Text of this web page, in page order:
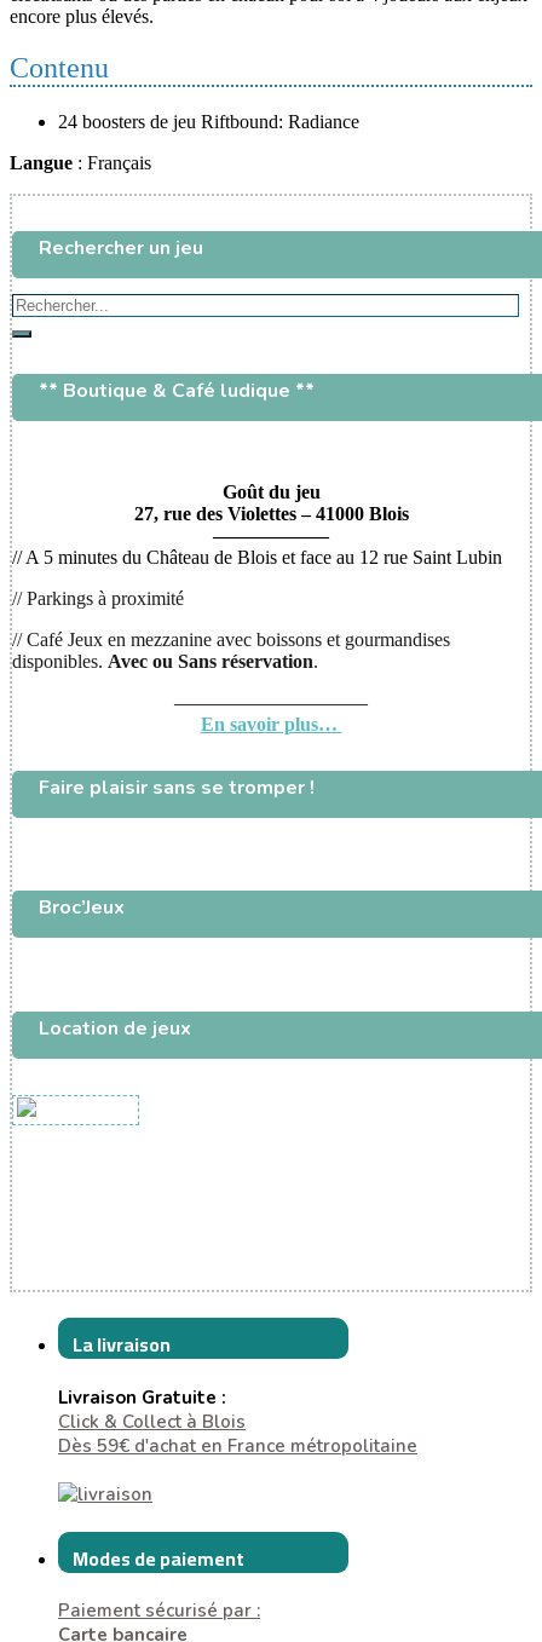
encore plus élevés.
Contenu
24 boosters de jeu Riftbound: Radiance
Langue : Français
Rechercher un jeu
Rechercher...
Rechercher
** Boutique & Café ludique **
Goût du jeu
27, rue des Violettes – 41000 Blois
——————
// A 5 minutes du Château de Blois et face au 12 rue Saint Lubin
// Parkings à proximité
// Café Jeux en mezzanine avec boissons et gourmandises
disponibles. Avec ou Sans réservation.
——————————
En savoir plus…
Faire plaisir sans se tromper !
Broc’Jeux
Location de jeux
La livraison
Livraison Gratuite :
Click & Collect à Blois
Dès 59€ d'achat en France métropolitaine
Modes de paiement
Paiement sécurisé par :
Carte bancaire